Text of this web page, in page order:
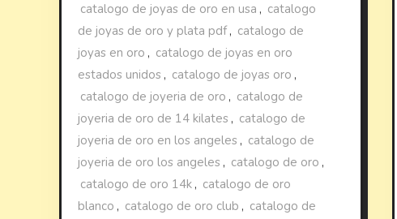
catalogo de joyas de oro en usa , catalogo
de joyas de oro y plata pdf, catalogo de
joyas en oro , catalogo de joyas en oro
estados unidos , catalogo de joyas oro ,
catalogo de joyeria de oro , catalogo de
joyeria de oro de 14 kilates , catalogo de
joyeria de oro en los angeles , catalogo de
joyeria de oro los angeles , catalogo de oro ,
catalogo de oro 14k , catalogo de oro
blanco , catalogo de oro club , catalogo de